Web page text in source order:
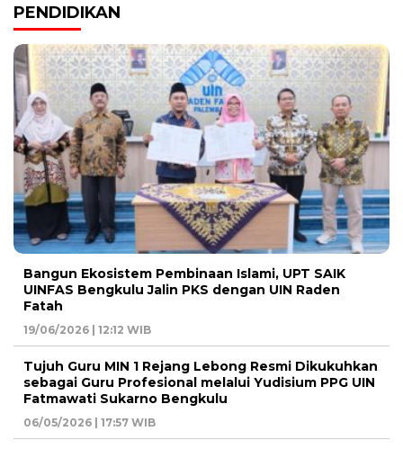
PENDIDIKAN
Bangun Ekosistem Pembinaan Islami, UPT SAIK
UINFAS Bengkulu Jalin PKS dengan UIN Raden
Fatah
19/06/2026 | 12:12 WIB
Tujuh Guru MIN 1 Rejang Lebong Resmi Dikukuhkan
sebagai Guru Profesional melalui Yudisium PPG UIN
Fatmawati Sukarno Bengkulu
06/05/2026 | 17:57 WIB